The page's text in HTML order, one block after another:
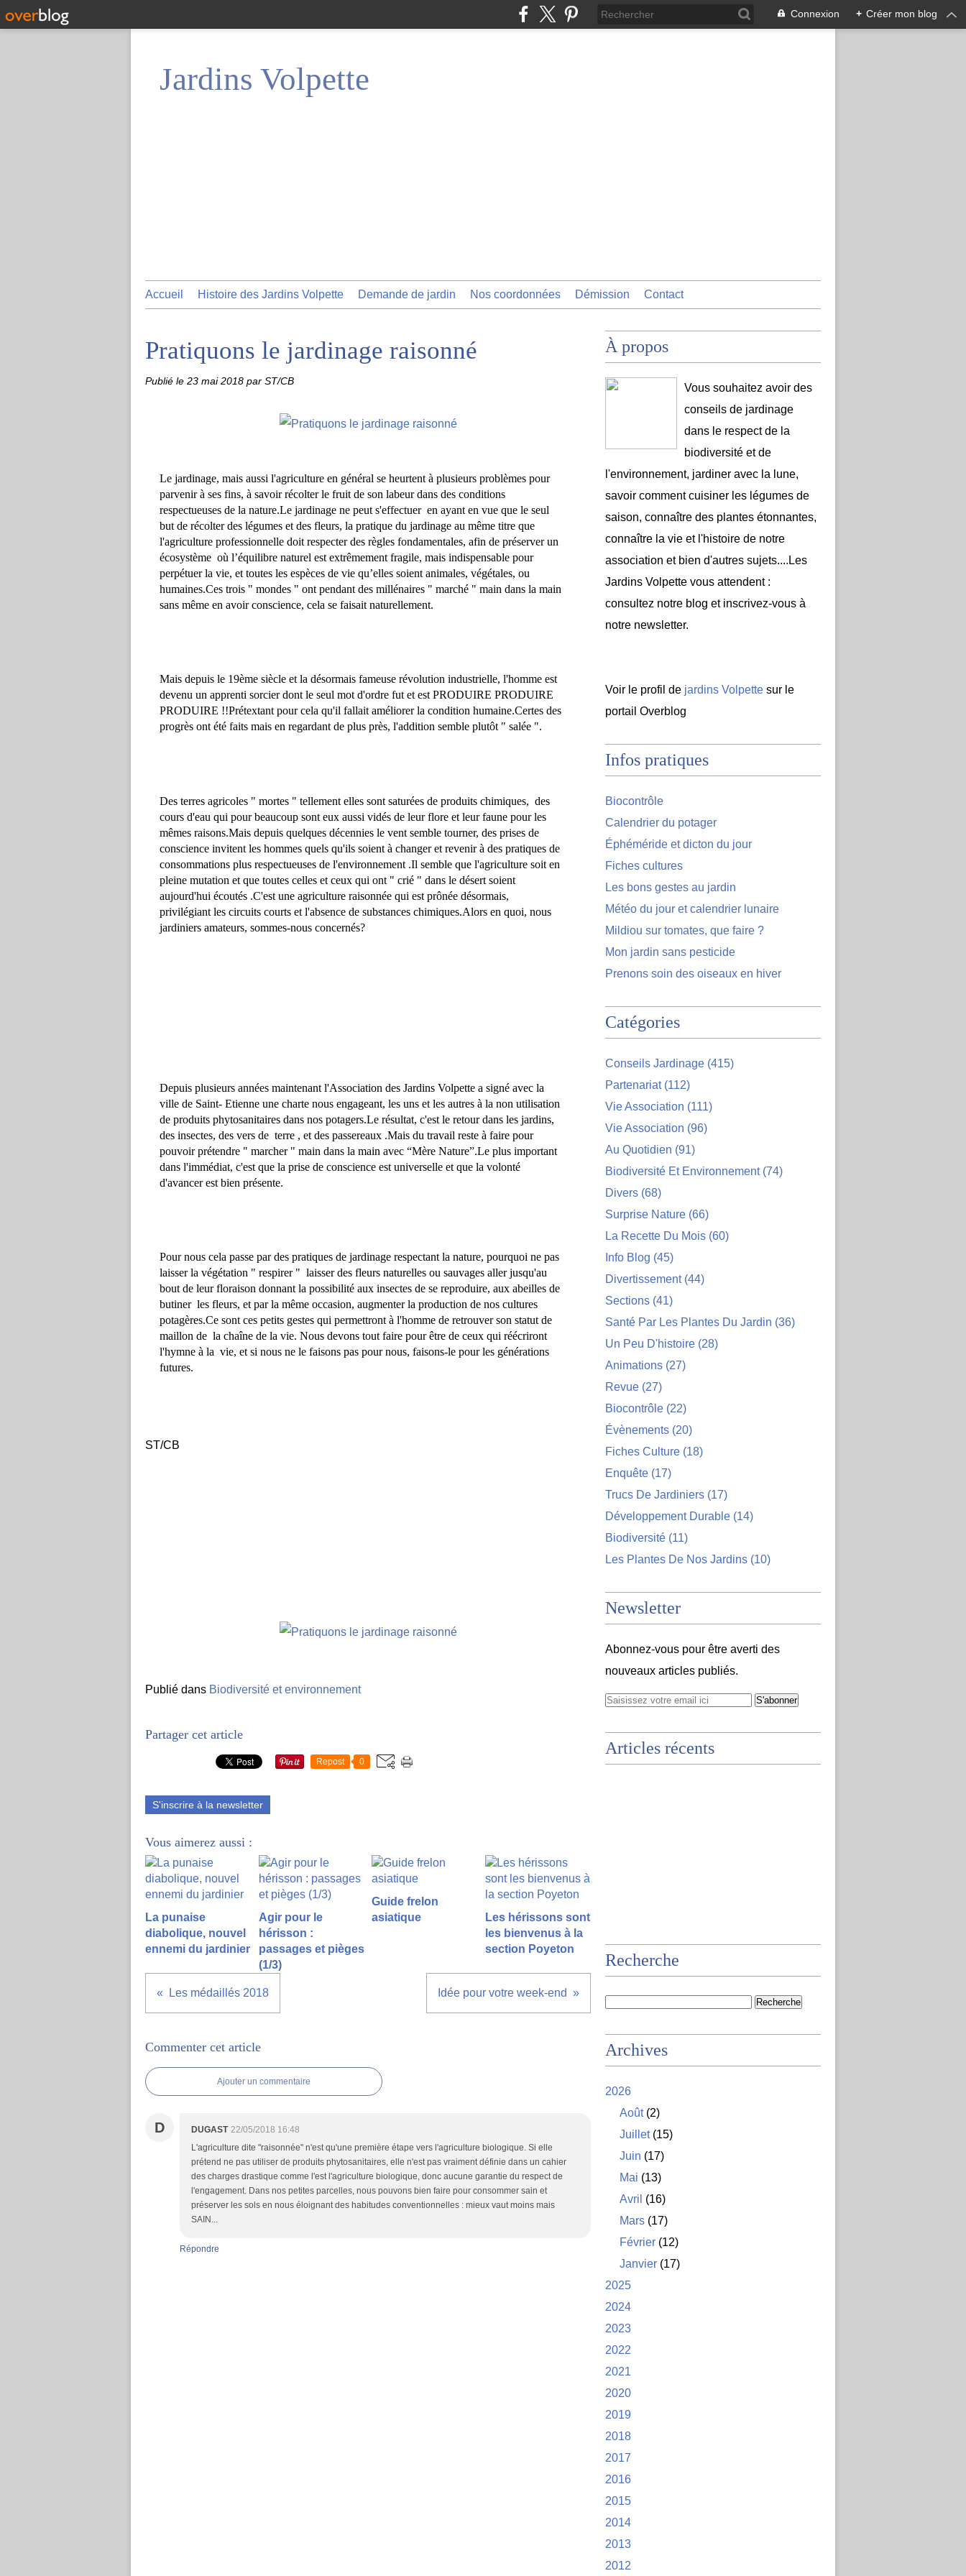
Connexion + Créer mon blog
Jardins Volpette
Accueil Histoire des Jardins Volpette Demande de jardin Nos coordonnées Démission Contact
Pratiquons le jardinage raisonné
Publié le 23 mai 2018 par ST/CB
Le jardinage, mais aussi l'agriculture en général se heurtent à plusieurs problèmes pour
parvenir à ses fins, à savoir récolter le fruit de son labeur dans des conditions
respectueuses de la nature.Le jardinage ne peut s'effectuer  en ayant en vue que le seul
but de récolter des légumes et des fleurs, la pratique du jardinage au même titre que
l'agriculture professionnelle doit respecter des règles fondamentales, afin de préserver un
écosystème où l’équilibre naturel est extrêmement fragile, mais indispensable pour
perpétuer la vie, et toutes les espèces de vie qu’elles soient animales, végétales, ou
humaines.Ces trois " mondes " ont pendant des millénaires " marché " main dans la main
sans même en avoir conscience, cela se faisait naturellement.
Mais depuis le 19ème siècle et la désormais fameuse révolution industrielle, l'homme est
devenu un apprenti sorcier dont le seul mot d'ordre fut et est PRODUIRE PRODUIRE
PRODUIRE !!Prétextant pour cela qu'il fallait améliorer la condition humaine.Certes des
progrès ont été faits mais en regardant de plus près, l'addition semble plutôt " salée ".
Des terres agricoles " mortes " tellement elles sont saturées de produits chimiques,  des
cours d'eau qui pour beaucoup sont eux aussi vidés de leur flore et leur faune pour les
mêmes raisons.Mais depuis quelques décennies le vent semble tourner, des prises de
conscience invitent les hommes quels qu'ils soient à changer et revenir à des pratiques de
consommations plus respectueuses de l'environnement .Il semble que l'agriculture soit en
pleine mutation et que toutes celles et ceux qui ont " crié " dans le désert soient
aujourd'hui écoutés .C'est une agriculture raisonnée qui est prônée désormais,
privilégiant les circuits courts et l'absence de substances chimiques.Alors en quoi, nous
jardiniers amateurs, sommes-nous concernés?
Depuis plusieurs années maintenant l'Association des Jardins Volpette a signé avec la
ville de Saint- Etienne une charte nous engageant, les uns et les autres à la non utilisation
de produits phytosanitaires dans nos potagers.Le résultat, c'est le retour dans les jardins,
des insectes, des vers de  terre , et des passereaux .Mais du travail reste à faire pour
pouvoir prétendre " marcher " main dans la main avec “Mère Nature”.Le plus important
dans l'immédiat, c'est que la prise de conscience est universelle et que la volonté
d'avancer est bien présente.
Pour nous cela passe par des pratiques de jardinage respectant la nature, pourquoi ne pas
laisser la végétation " respirer "  laisser des fleurs naturelles ou sauvages aller jusqu'au
bout de leur floraison donnant la possibilité aux insectes de se reproduire, aux abeilles de
butiner  les fleurs, et par la même occasion, augmenter la production de nos cultures
potagères.Ce sont ces petits gestes qui permettront à l'homme de retrouver son statut de
maillon de  la chaîne de la vie. Nous devons tout faire pour être de ceux qui réécriront
l'hymne à la  vie, et si nous ne le faisons pas pour nous, faisons-le pour les générations
futures.
ST/CB
Publié dans Biodiversité et environnement
Partager cet article
Repost 0
S'inscrire à la newsletter
Vous aimerez aussi :
La punaise
diabolique, nouvel
ennemi du jardinier
Agir pour le
hérisson :
passages et pièges
(1/3)
Guide frelon
asiatique
Les hérissons sont
les bienvenus à la
section Poyeton
Les médaillés 2018 Idée pour votre week-end
Commenter cet article
Ajouter un commentaire
D DUGAST 22/05/2018 16:48
L'agriculture dite "raisonnée" n'est qu'une première étape vers l'agriculture biologique. Si elle
prétend ne pas utiliser de produits phytosanitaires, elle n'est pas vraiment définie dans un cahier
des charges drastique comme l'est l'agriculture biologique, donc aucune garantie du respect de
l'engagement. Dans nos petites parcelles, nous pouvons bien faire pour consommer sain et
préserver les sols en nous éloignant des habitudes conventionnelles : mieux vaut moins mais
SAIN...
Répondre
À propos
Vous souhaitez avoir des
conseils de jardinage
dans le respect de la
biodiversité et de
l'environnement, jardiner avec la lune,
savoir comment cuisiner les légumes de
saison, connaître des plantes étonnantes,
connaître la vie et l'histoire de notre
association et bien d'autres sujets....Les
Jardins Volpette vous attendent :
consultez notre blog et inscrivez-vous à
notre newsletter.
Voir le profil de jardins Volpette sur le
portail Overblog
Infos pratiques
Biocontrôle
Calendrier du potager
Éphéméride et dicton du jour
Fiches cultures
Les bons gestes au jardin
Météo du jour et calendrier lunaire
Mildiou sur tomates, que faire ?
Mon jardin sans pesticide
Prenons soin des oiseaux en hiver
Catégories
Conseils Jardinage (415)
Partenariat(112)
Vie Association (111)
Vie Association (96)
Au Quotidien (91)
Biodiversité Et Environnement(74)
Divers (68)
Surprise Nature (66)
La Recette Du Mois (60)
Info Blog (45)
Divertissement(44)
Sections (41)
Santé Par Les Plantes Du Jardin (36)
Un Peu D'histoire (28)
Animations (27)
Revue (27)
Biocontrôle (22)
Évènements (20)
Fiches Culture (18)
Enquête (17)
Trucs De Jardiniers (17)
Développement Durable (14)
Biodiversité (11)
Les Plantes De Nos Jardins (10)
Newsletter
Abonnez-vous pour être averti des
nouveaux articles publiés.
Articles récents
Recherche
Archives
2026
Août(2)
Juillet(15)
Juin (17)
Mai (13)
Avril (16)
Mars (17)
Février (12)
Janvier (17)
2025
2024
2023
2022
2021
2020
2019
2018
2017
2016
2015
2014
2013
2012